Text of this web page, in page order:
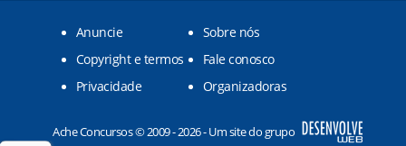
Anuncie
Sobre nós
Copyright e termos
Fale conosco
Privacidade
Organizadoras
Ache Concursos © 2009 - 2026 - Um site do grupo